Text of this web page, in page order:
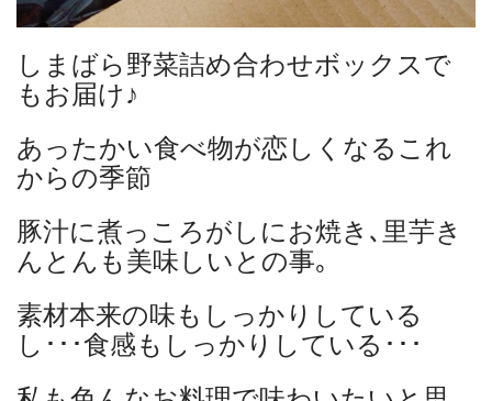
しまばら野菜詰め合わせボックスで
もお届け♪
あったかい食べ物が恋しくなるこれ
からの季節
豚汁に煮っころがしにお焼き､里芋き
んとんも美味しいとの事｡
素材本来の味もしっかりしている
し･･･食感もしっかりしている･･･